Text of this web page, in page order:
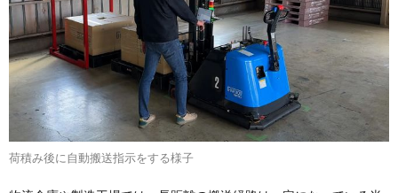
荷積み後に自動搬送指示をする様子